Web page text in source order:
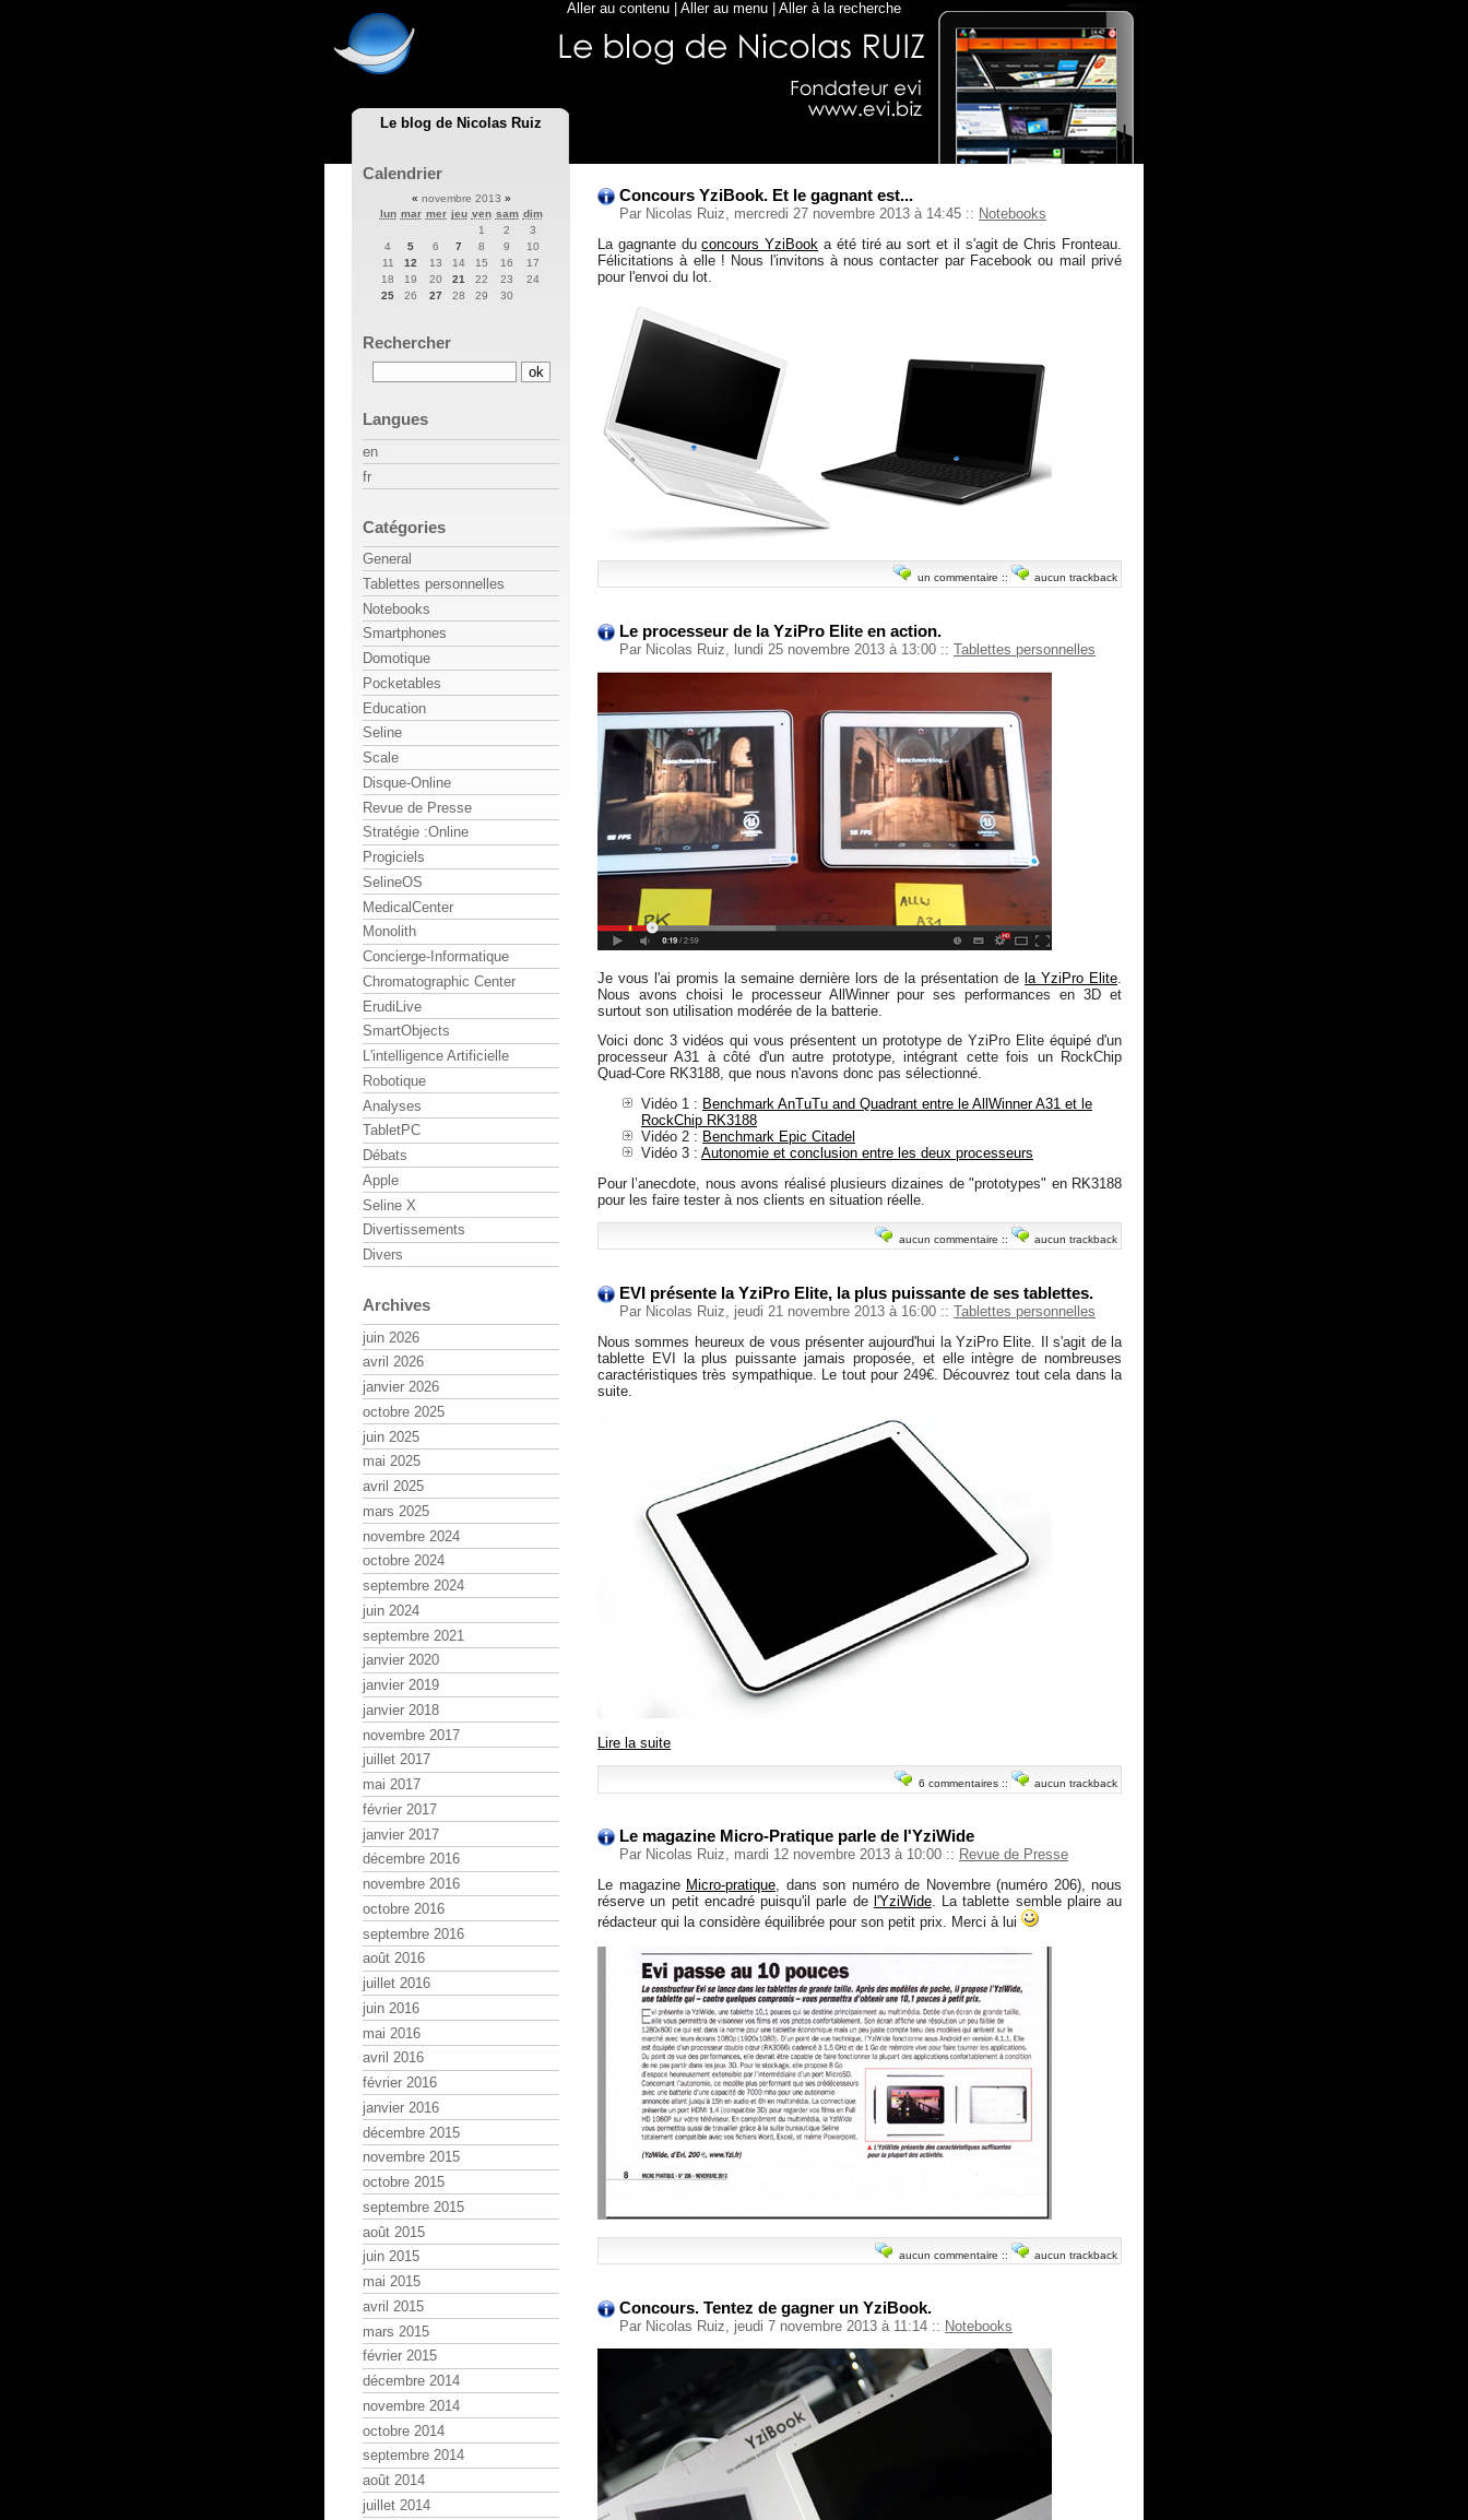
Le blog de Nicolas Ruiz
Aller au contenu Aller au menu Aller à la recherche
Concours YziBook. Et le gagnant est...
Par Nicolas Ruiz, mercredi 27 novembre 2013 à 14:45 :: Notebooks
La gagnante duconcours YziBook a été tiré au sort et il s'agit de Chris Fronteau.
Félicitations à elle ! Nous l'invitons à nous contacter par Facebook ou mail privé
pour l'envoi du lot.
un commentaire :: aucun trackback
Le processeur de la YziPro Elite en action.
Par Nicolas Ruiz, lundi 25 novembre 2013 à 13:00 :: Tablettes personnelles
Je vous l'ai promis la semaine dernière lors de la présentation de la YziPro Elite
Nous avons choisi le processeur AllWinner pour ses performances en 3D et
surtout son utilisation modérée de la batterie.
Voici donc 3 vidéos qui vous présentent un prototype de YziPro Elite équipé d'un
processeur A31 à côté d'un autre prototype, intégrant cette fois un RockChip
Quad-Core RK3188, que nous n'avons donc pas sélectionné.
Vidéo 1 : Benchmark AnTuTu and Quadrant entre le AllWinner A31 et le
RockChip RK3188
Vidéo 2 : Benchmark Epic Citadel
Vidéo 3 : Autonomie et conclusion entre les deux processeurs
Pour l’anecdote, nous avons réalisé plusieurs dizaines de "prototypes" en RK3188
pour les faire tester à nos clients en situation réelle.
aucun commentaire :: aucun trackback
EVI présente la YziPro Elite, la plus puissante de ses tablettes.
Par Nicolas Ruiz, jeudi 21 novembre 2013 à 16:00 :: Tablettes personnelles
Nous sommes heureux de vous présenter aujourd'hui la YziPro Elite. Il s'agit de la
tablette EVI la plus puissante jamais proposée, et elle intègre de nombreuses
caractéristiques très sympathique. Le tout pour 249€. Découvrez tout cela dans la
suite.
Lire la suite
6 commentaires :: aucun trackback
Le magazine Micro-Pratique parle de l'YziWide
Par Nicolas Ruiz, mardi 12 novembre 2013 à 10:00 :: Revue de Presse
Le magazine Micro-pratique, dans son numéro de Novembre (numéro 206), nous
réserve un petit encadré puisqu'il parle de l'YziWide. La tablette semble plaire au
rédacteur qui la considère équilibrée pour son petit prix. Merci à lui
aucun commentaire :: aucun trackback
Concours. Tentez de gagner un YziBook.
Par Nicolas Ruiz, jeudi 7 novembre 2013 à 11:14 :: Notebooks
Calendrier
« novembre 2013 »
lun mar mer jeu ven sam dim
1
2
3
4
5 6 7 8 9
10
11
12 13 14 15 16
17
18
19 20 21 22 23
24
25
26 27 28 29 30
Rechercher
Langues
en
fr
Catégories
General
Tablettes personnelles
Notebooks
Smartphones
Domotique
Pocketables
Education
Seline
Scale
Disque-Online
Revue de Presse
Stratégie :Online
Progiciels
SelineOS
MedicalCenter
Monolith
Concierge-Informatique
Chromatographic Center
ErudiLive
SmartObjects
L'intelligence Artificielle
Robotique
Analyses
TabletPC
Débats
Apple
Seline X
Divertissements
Divers
Archives
juin 2026
avril 2026
janvier 2026
octobre 2025
juin 2025
mai 2025
avril 2025
mars 2025
novembre 2024
octobre 2024
septembre 2024
juin 2024
septembre 2021
janvier 2020
janvier 2019
janvier 2018
novembre 2017
juillet 2017
mai 2017
février 2017
janvier 2017
décembre 2016
novembre 2016
octobre 2016
septembre 2016
août 2016
juillet 2016
juin 2016
mai 2016
avril 2016
février 2016
janvier 2016
décembre 2015
novembre 2015
octobre 2015
septembre 2015
août 2015
juin 2015
mai 2015
avril 2015
mars 2015
février 2015
décembre 2014
novembre 2014
octobre 2014
septembre 2014
août 2014
juillet 2014